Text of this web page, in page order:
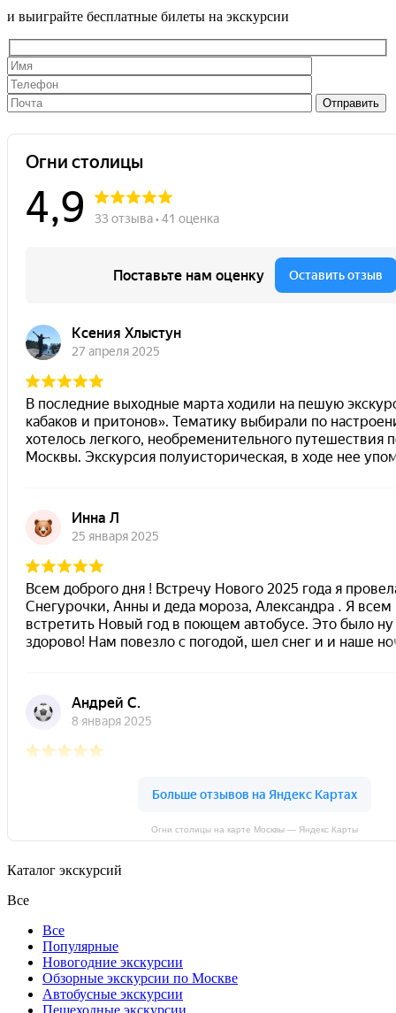
и выиграйте бесплатные билеты на экскурсии
Огни столицы на карте Москвы — Яндекс Карты
Каталог экскурсий
Все
Все
Популярные
Новогодние экскурсии
Обзорные экскурсии по Москве
Автобусные экскурсии
Пешеходные экскурсии